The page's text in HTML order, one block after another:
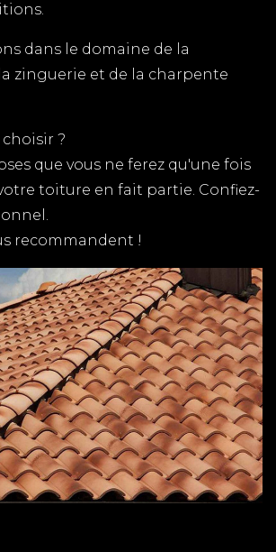
dans le domaine de la
zinguerie et de la charpente
?
que vous ne ferez qu'une fois
toiture en fait partie. Confiez-
recommandent !